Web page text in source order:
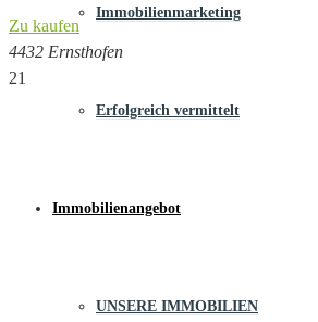
Immobilienmarketing
Erfolgreich vermittelt
Immobilienangebot
UNSERE IMMOBILIEN
Zu kaufen
4432 Ernsthofen
21